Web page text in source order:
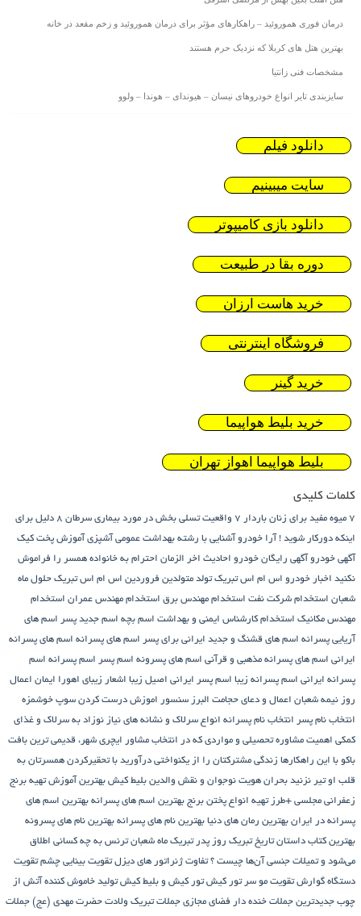
درمان فوری هموروئید – راهکارهای مؤثر برای درمان هموروئید و زخم مقعد در خانه
بهترین هتل های کربلا که نزدیک حرم هستند
مشخصات فنی زانتیا
سایزبندی تایر انواع خودروهای نیسان – هیوندای – هوندا – ولوو
دانلود فیلم
سایت میبینیم
دانلود بازی کامیپوتر
دوره بقا در طبیعت
خرید هاست ارزان
فروشگاه اینترنتی
خرید گینر
خرید بلیط هواپیما
بلیط هواپیما اهواز تهران
کلمات کلیدی
7 میوه مفید برای زنان باردار 7 واقعیت تسلی بخش در مورد بیماری سرطان
8 دلیل برای
اینکه دورکار شوید ! آرا خودرو آشنایی با رشته بهداشت عمومی آشپزی آموزش پخت کیک
آگهی خودرو آگهی رایگان خودرو احادیث اخر الزمان احترام به خانواده همسر را فراموش
نکنید اخبار خودرو اس ام اس تبریک تولد متولدین فروردین اس ام اس تبریک حلول ماه
شعبان استخدام شرکت نفت استخدام مهندس برق استخدام مهندس عمران استخدام
مهندس مکانیک استخدام کارشناس ایمنی و بهداشت اسم بچه اسم جدید پسر اسم های
آریایی پسرانه اسم های قشنگ و جدید ایرانی برای پسر اسم های پسرانه اسم های پسرانه
ایرانی اسم های پسرانه مذهبی و قرآنی اسم های پسرونه اسم پسر اسم پسرانه اسم
پسرانه ایرانی اسم پسرانه زیبا اسم پسر ایرانی اصیل زیبا اشعار زیبای اهورا ایمان اعمال
روز نیمه شعبان اعمال و دعای حجامت البرز سنسور اموزش درست کردن سوپ خوشمزه
انتخاب نام پسر انتخاب نام پسرانه انواع سرلاک و نشانه های نیاز نوزاد به سرلاک و غذای
کمکی اهمیت مشاوره تحصیلی و مواردی که در انتخاب مشاور ایچری شهر، قدیمی ترین بافت
باکو با این راهکارها زندگی مشترکتان را از یکنواختی درآورید با تحقیرکردن همسرتان به
قلب او تیر نزنید بحران هویت نوجوان و نقش والدین بلیط کیش بهترین آموزش تهیه برنج
زعفرانی مجلسی +طرز تهیه انواع پختن برنج بهترین اسم های پسرانه بهترین اسم های
پسرانه در ایران بهترین رمان های دنیا بهترین نام های پسرانه بهترین نام های پسرونه
بهترین کتاب داستان تاریخ تبریک روز پدر تبریک ماه شعبان ترنس به چه کسانی اطلاق
می‌شود و تمیلات جنسی آن‌ها چیست ؟ تفاوت ژنراتور های دیزل تقویت بینایی چشم تقویت
دستگاه گوارش تقویت مو سر تور کیش تور کیش و بلیط کیش تولید خاموش کننده آتش از
چوب جدیدترین جملات خنده دار فضای مجازی جملات تبریک ولادت حضرت مهدی (عج) جملات